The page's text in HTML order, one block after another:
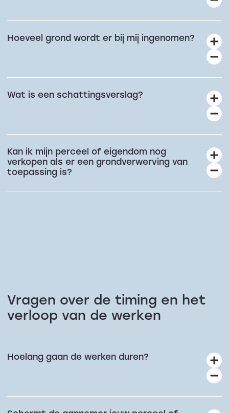
Hoeveel grond wordt er bij mij ingenomen?
Wat is een schattingsverslag?
Kan ik mijn perceel of eigendom nog
verkopen als er een grondverwerving van
toepassing is?
Vragen over de timing en het
verloop van de werken
Hoelang gaan de werken duren?